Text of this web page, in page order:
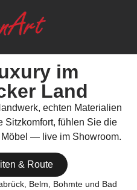
im
Land
echten Materialien
Sitzkomfort, fühlen Sie die
— live im Showroom.
& Route
Belm, Bohmte und Bad